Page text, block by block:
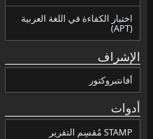
اختبار الكفاءة في اللغة العربية
الإشراف
أفانتبروكتور
أدوات
STAMP مُقسِم التقرير